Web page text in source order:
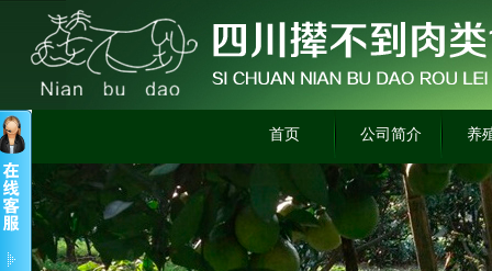
首页 公司简介 养